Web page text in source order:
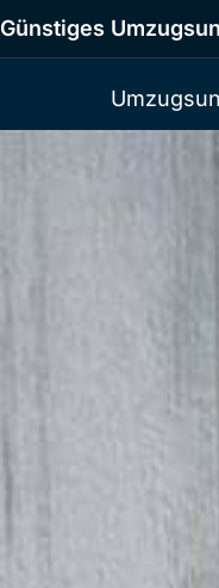
Günstiges